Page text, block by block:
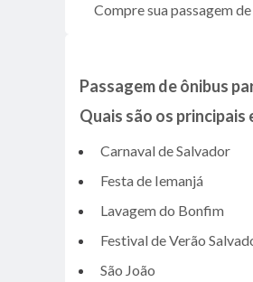
Compre sua passagem
Passagem de ônibus
Quais são os principais
Carnaval de Salvador
Festa de Iemanjá
Lavagem do Bonfim
Festival de Verão
São João